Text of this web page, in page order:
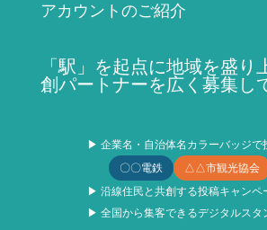
アカウントのご紹介
「駅」を起点に地域を盛り
創パートナーを広く募集し
▶ 企業名・自治体名カラーバッジで
〇〇電鉄
△△市観光協会
▶ 沿線住民と共創する投稿キャンペ
▶ 全国から集客できるデジタルスタ